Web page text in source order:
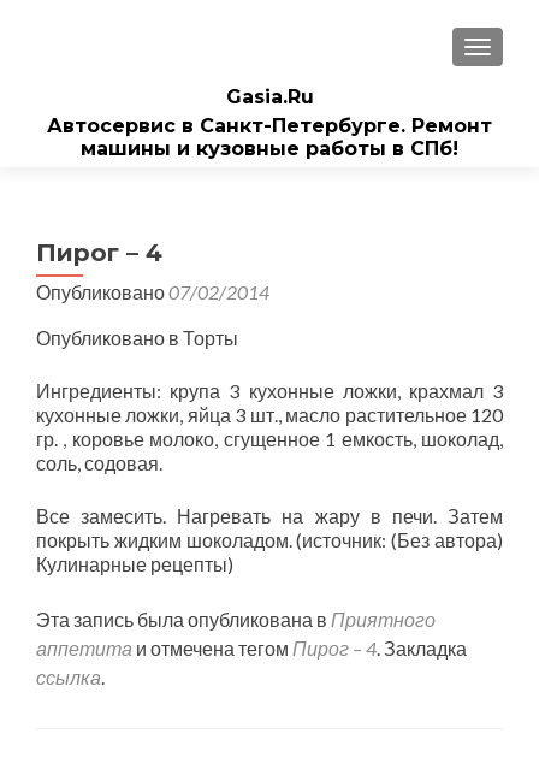
Gasia.Ru
Автосервис в Санкт-Петербурге. Ремонт
машины и кузовные работы в СПб!
Пирог – 4
Опубликовано07/02/2014
Опубликовано в Торты
Ингредиенты: крупа 3 кухонные ложки, крахмал 3
кухонные ложки, яйца 3 шт., масло растительное 120
гр. , коровье молоко, сгущенное 1 емкость, шоколад,
соль, содовая.
Все замесить. Нагревать на жару в печи. Затем
покрыть жидким шоколадом. (источник: (Без автора)
Кулинарные рецепты)
Эта запись была опубликована в Приятного
аппетита и отмечена тегом Пирог – 4. Закладка
ссылка.